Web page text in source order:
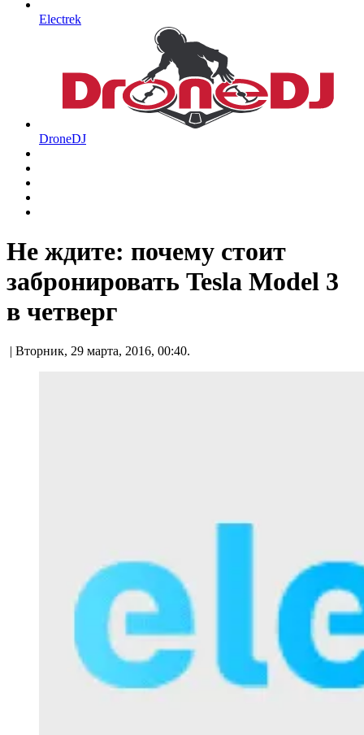
Electrek
DroneDJ
Не ждите: почему стоит
забронировать Tesla Model 3
в четверг
| Вторник, 29 марта, 2016, 00:40.